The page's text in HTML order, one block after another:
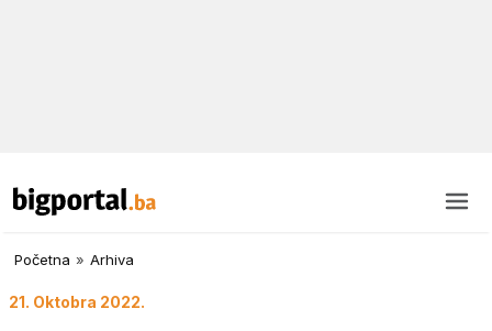
Početna » Arhiva
21. Oktobra 2022.